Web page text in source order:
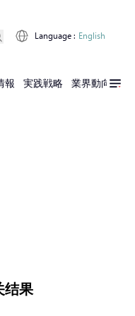
報 実践戦略 業界動向 実
Language : English
结果